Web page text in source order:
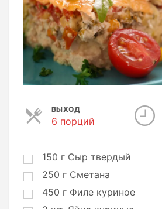
ВЫХОД
6 порций
ц
и
150 г Сыр твердый
250 г Сметана
450 г Филе куриное